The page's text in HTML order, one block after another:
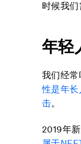
时候我们
年轻
我们经
性是年
击。
2019年